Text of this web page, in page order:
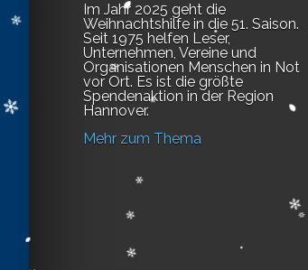
Im Jahr 2025 geht die
Weihnachtshilfe in die 51. Saison.
Seit 1975 helfen Leser,
Unternehmen, Vereine und
Organisationen Menschen in Not
vor Ort. Es ist die größte
Spendenaktion in der Region
Hannover.
Mehr zum Thema